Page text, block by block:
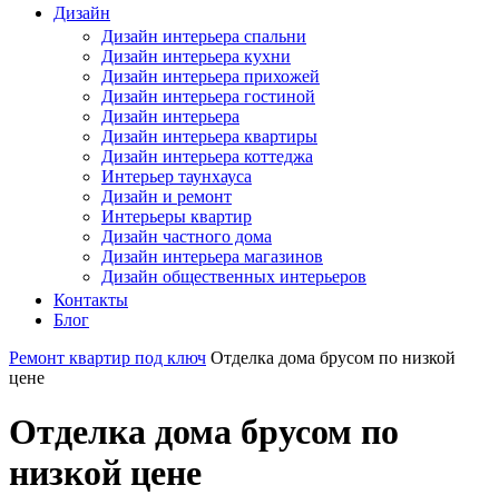
Дизайн
Дизайн интерьера спальни
Дизайн интерьера кухни
Дизайн интерьера прихожей
Дизайн интерьера гостиной
Дизайн интерьера
Дизайн интерьера квартиры
Дизайн интерьера коттеджа
Интерьер таунхауса
Дизайн и ремонт
Интерьеры квартир
Дизайн частного дома
Дизайн интерьера магазинов
Дизайн общественных интерьеров
Контакты
Блог
Ремонт квартир под ключ Отделка дома брусом по низкой
цене
Отделка дома брусом по
низкой цене